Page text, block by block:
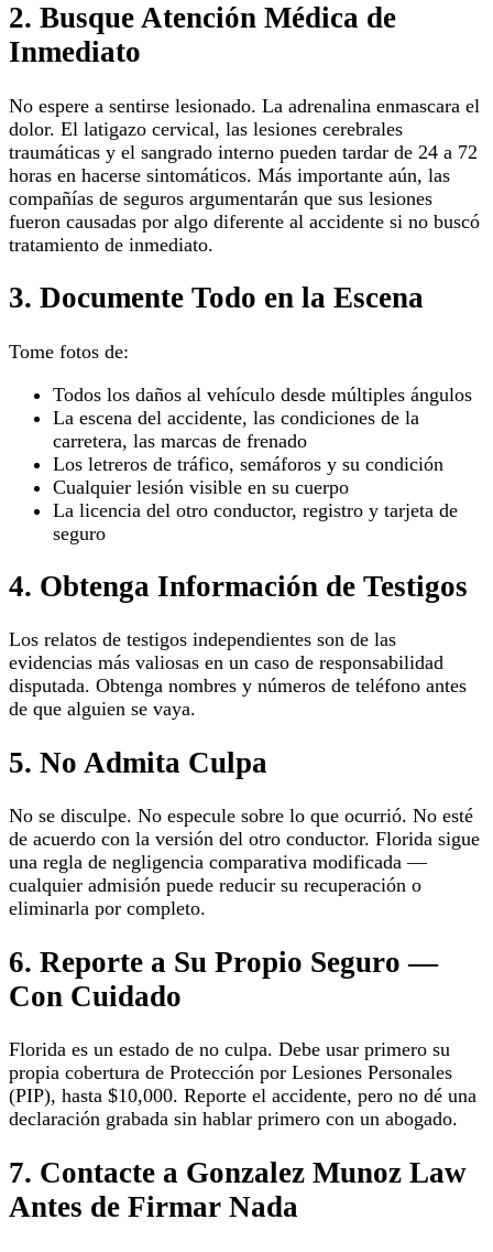
2. Busque Atención Médica de
Inmediato
No espere a sentirse lesionado. La adrenalina enmascara el
dolor. El latigazo cervical, las lesiones cerebrales
traumáticas y el sangrado interno pueden tardar de 24 a 72
horas en hacerse sintomáticos. Más importante aún, las
compañías de seguros argumentarán que sus lesiones
fueron causadas por algo diferente al accidente si no buscó
tratamiento de inmediato.
3. Documente Todo en la Escena
Tome fotos de:
Todos los daños al vehículo desde múltiples ángulos
La escena del accidente, las condiciones de la
carretera, las marcas de frenado
Los letreros de tráfico, semáforos y su condición
Cualquier lesión visible en su cuerpo
La licencia del otro conductor, registro y tarjeta de
seguro
4. Obtenga Información de Testigos
Los relatos de testigos independientes son de las
evidencias más valiosas en un caso de responsabilidad
disputada. Obtenga nombres y números de teléfono antes
de que alguien se vaya.
5. No Admita Culpa
No se disculpe. No especule sobre lo que ocurrió. No esté
de acuerdo con la versión del otro conductor. Florida sigue
una regla de negligencia comparativa modificada —
cualquier admisión puede reducir su recuperación o
eliminarla por completo.
6. Reporte a Su Propio Seguro —
Con Cuidado
Florida es un estado de no culpa. Debe usar primero su
propia cobertura de Protección por Lesiones Personales
(PIP), hasta $10,000. Reporte el accidente, pero no dé una
declaración grabada sin hablar primero con un abogado.
7. Contacte a Gonzalez Munoz Law
Antes de Firmar Nada